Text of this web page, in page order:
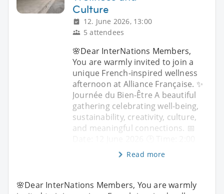
Culture
12. June 2026, 13:00
5 attendees
🌸Dear InterNations Members,
You are warmly invited to join a
unique French-inspired wellness
afternoon at Alliance Française. ✨
Journée du Bien-Être A beautiful
gathering celebrating well-being,
sustainability, creativity, culture,
and meaningful connections. 📅
Read more
🌸Dear InterNations Members, You are warmly